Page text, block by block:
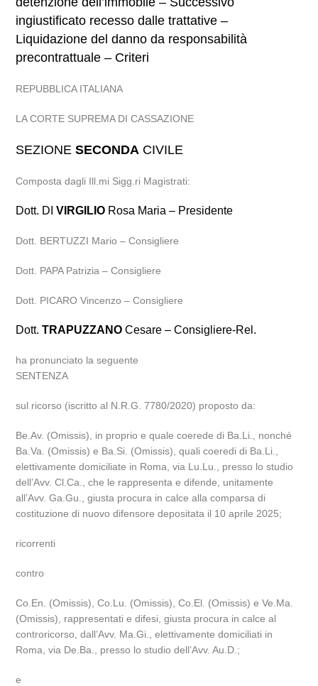
ingiustificato recesso dalle trattative –
Liquidazione del danno da responsabilità
precontrattuale – Criteri
REPUBBLICA ITALIANA
LA CORTE SUPREMA DI CASSAZIONE
SEZIONESECONDA CIVILE
Composta dagli Ill.mi Sigg.ri Magistrati:
Dott. DIVIRGILIO Rosa Maria – Presidente
Dott. BERTUZZI Mario – Consigliere
Dott. PAPA Patrizia – Consigliere
Dott. PICARO Vincenzo – Consigliere
Dott.TRAPUZZANO Cesare – Consigliere-Rel.
ha pronunciato la seguente
SENTENZA
sul ricorso (iscritto al N.R.G. 7780/2020) proposto da:
Be.Av. (Omissis), in proprio e quale coerede di Ba.Li., nonché
Ba.Va. (Omissis) e Ba.Si. (Omissis), quali coeredi di Ba.Li.,
elettivamente domiciliate in Roma, via Lu.Lu., presso lo studio
dell’Avv. Cl.Ca., che le rappresenta e difende, unitamente
all’Avv. Ga.Gu., giusta procura in calce alla comparsa di
costituzione di nuovo difensore depositata il 10 aprile 2025;
ricorrenti
contro
Co.En. (Omissis), Co.Lu. (Omissis), Co.El. (Omissis) e Ve.Ma.
(Omissis), rappresentati e difesi, giusta procura in calce al
controricorso, dall’Avv. Ma.Gi., elettivamente domiciliati in
Roma, via De.Ba., presso lo studio dell’Avv. Au.D.;
e